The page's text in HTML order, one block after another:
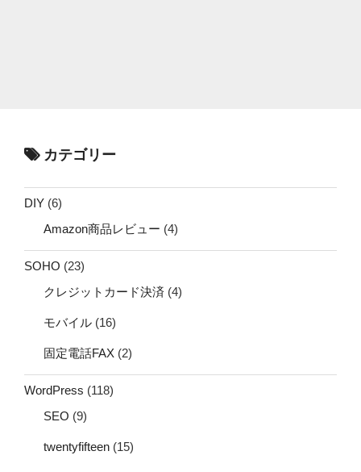
カテゴリー
DIY (6)
Amazon商品レビュー (4)
SOHO (23)
クレジットカード決済 (4)
モバイル (16)
固定電話FAX (2)
WordPress (118)
SEO (9)
twentyfifteen (15)